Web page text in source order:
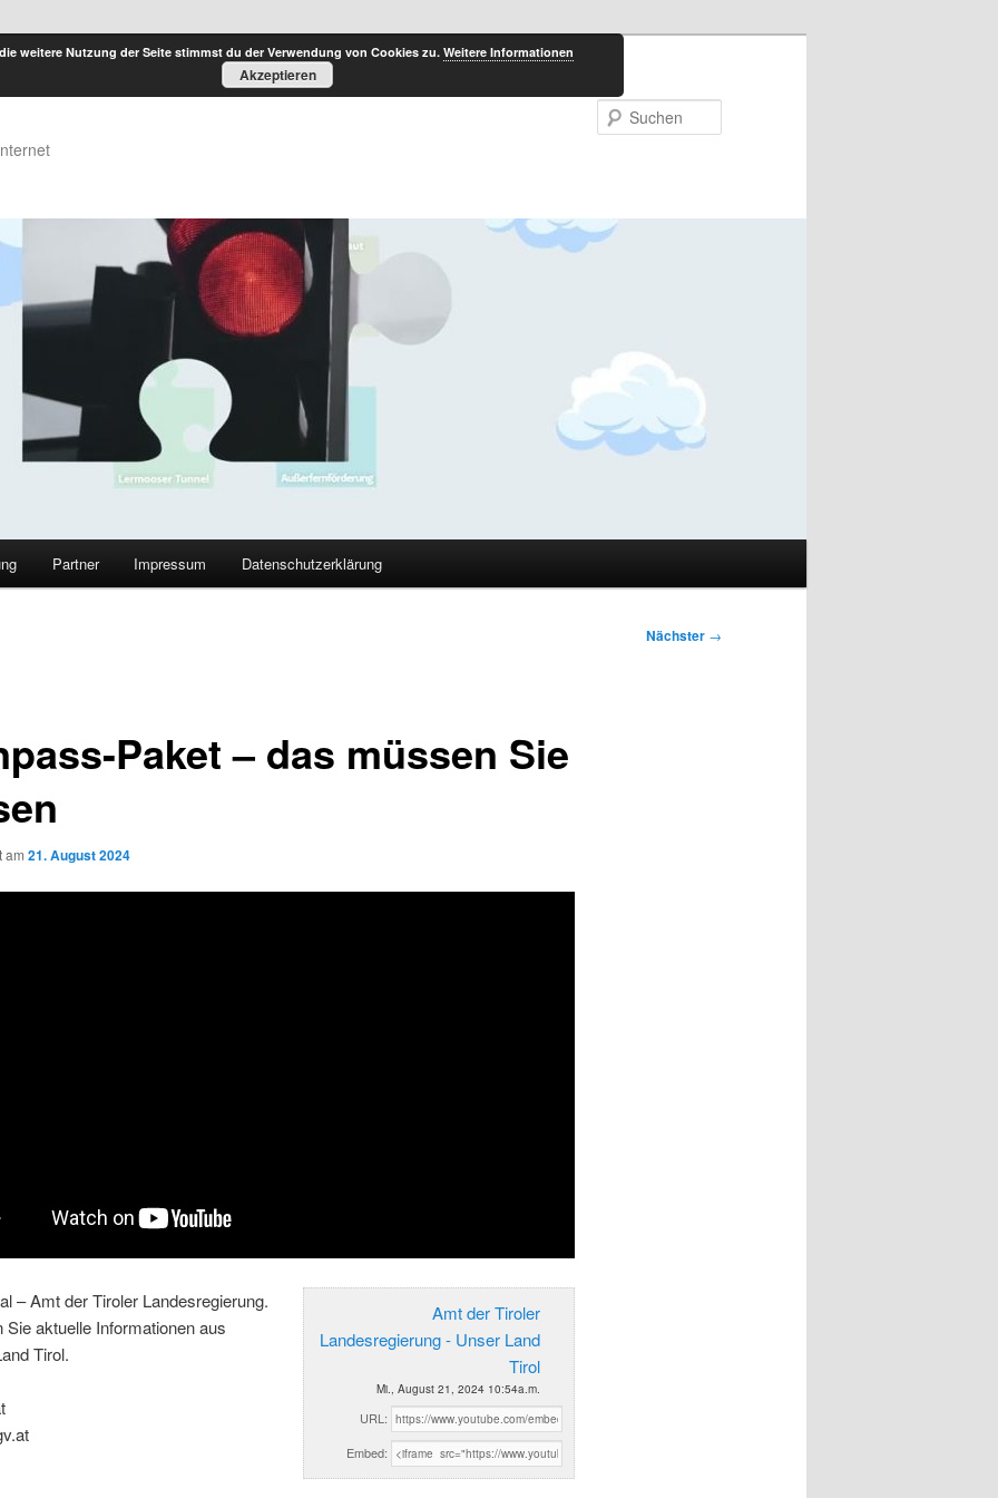
Partner Impressum Datenschutzerklärung
Nächster →
Paket – das müssen Sie
am 21. August 2024
Amt der Tiroler
Landesregierung - Unser Land
Tirol
Mi., August 21, 2024 10:54a.m.
URL:
Embed:
– Amt der Tiroler Landesregierung.
Sie aktuelle Informationen aus
Tirol.
weitere Nutzung der Seite stimmst du der Verwendung von Cookies zu. Weitere Informationen
Akzeptieren